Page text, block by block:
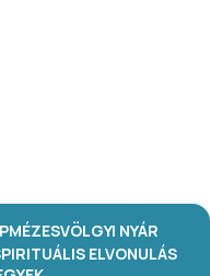
MÉZESVÖLGYI NYÁR
ELVONULÁS